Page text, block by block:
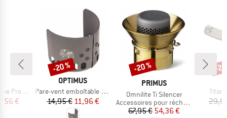
Kit 1.8 L
réduit
€
MARQUE
OPTIMUS
Article
Pare-vent emboîtable pour cartouche de gaz
Prix
14,95 €Prix réduit
11,96 €
Remise
-20 %
MARQUE
PRIMUS
Article
Omnilite Ti Silencer
Product group
Accessoires pour réchauds
Prix
67,95 € Prix réduit
54,36 €
Remise
-20 %
Article
Titan
-